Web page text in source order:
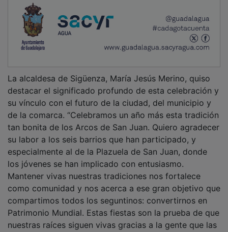
destacar el significado profundo de esta celebración y
su vínculo con el futuro de la ciudad, del municipio y
de la comarca. “Celebramos un año más esta tradición
tan bonita de los Arcos de San Juan. Quiero agradecer
su labor a los seis barrios que han participado, y
especialmente al de la Plazuela de San Juan, donde
los jóvenes se han implicado con entusiasmo.
Mantener vivas nuestras tradiciones nos fortalece
como comunidad y nos acerca a ese gran objetivo que
compartimos todos los seguntinos: convertirnos en
Patrimonio Mundial. Estas fiestas son la prueba de que
nuestras raíces siguen vivas gracias a la gente que las